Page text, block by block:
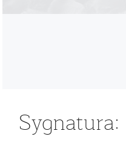
Sygnatura: